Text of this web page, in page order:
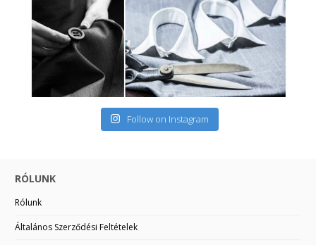
Follow on Instagram
RÓLUNK
Rólunk
Általános Szerződési Feltételek